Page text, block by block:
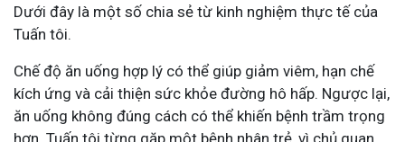
Dưới đây là một số chia sẻ từ kinh nghiệm thực tế của
Tuấn tôi.
Chế độ ăn uống hợp lý có thể giúp giảm viêm, hạn chế
kích ứng và cải thiện sức khỏe đường hô hấp. Ngược lại,
ăn uống không đúng cách có thể khiến bệnh trầm trọng